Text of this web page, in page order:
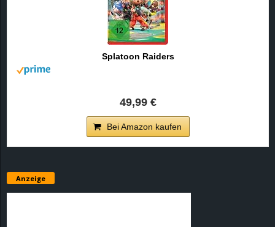
Splatoon Raiders
49,99 €
Bei Amazon kaufen
Anzeige